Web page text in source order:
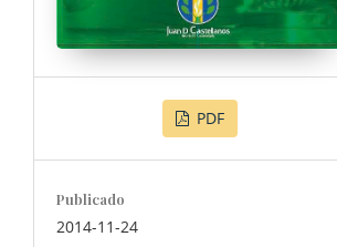
PDF
Publicado
2014-11-24